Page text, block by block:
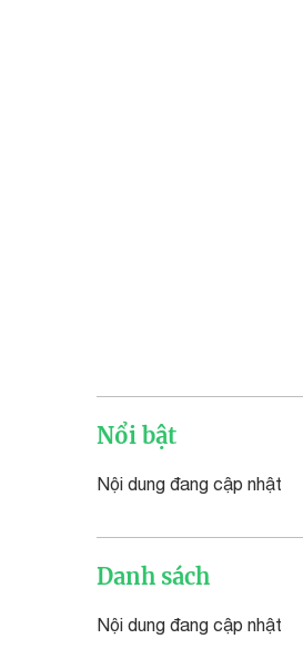
Nổi bật
Nội dung đang cập nhật
Danh sách
Nội dung đang cập nhật